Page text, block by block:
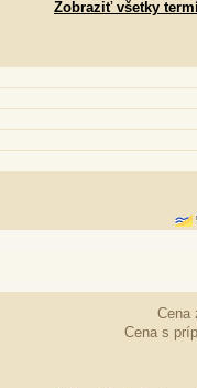
Zobraziť všetky
Cena
Cena s